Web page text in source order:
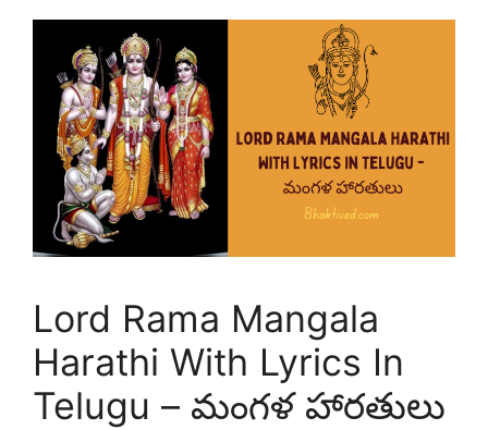
Lord Rama Mangala
Harathi With Lyrics In
Telugu – మంగళ హారతులు